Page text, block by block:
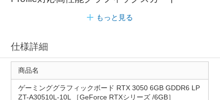
もっと見る
仕様詳細
商品名
ゲーミンググラフィックボード RTX 3050 6GB GDDR6 LP
ZT-A30510L-10L ［GeForce RTXシリーズ /6GB］